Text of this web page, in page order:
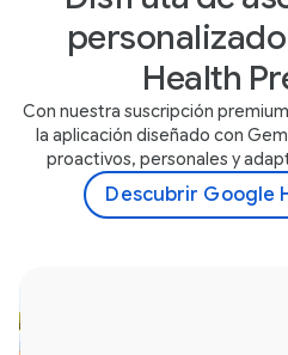
Health
Con nuestra suscripción
la aplicación diseñado con
proactivos, personales y
Descubrir Google